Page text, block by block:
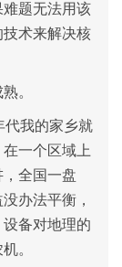
题无法用该
术来解决核
。
代我的家乡就
一个区域上
全国一盘
办法平衡，
备对地理的
。